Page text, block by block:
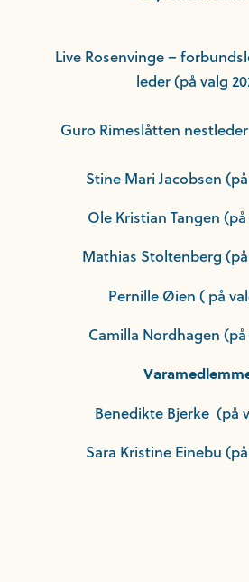
Live Rosenvinge –
leder (på valg
Guro Rimeslåtten
Stine Mari Jacobsen
Ole Kristian Tangen (på
Mathias Stoltenberg (på
Pernille Øien ( på
Camilla Nordhagen (på
Benedikte Bjerke (på
Sara Kristine Einebu